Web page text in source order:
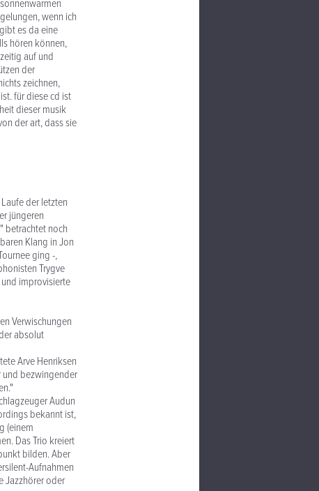
wenn ich
es da eine
hören können,
auf und
der
zeichnen,
für diese cd ist
dieser musik
der art, dass sie
der letzten
jüngeren
betrachtet noch
Klang in Jon
ging -,
Trygve
improvisierte
Verwischungen
absolut
Arve Henriksen
und bezwingender
Audun
bekannt ist,
(einem
Das Trio kreiert
bilden. Aber
Aufnahmen
Jazzhörer oder